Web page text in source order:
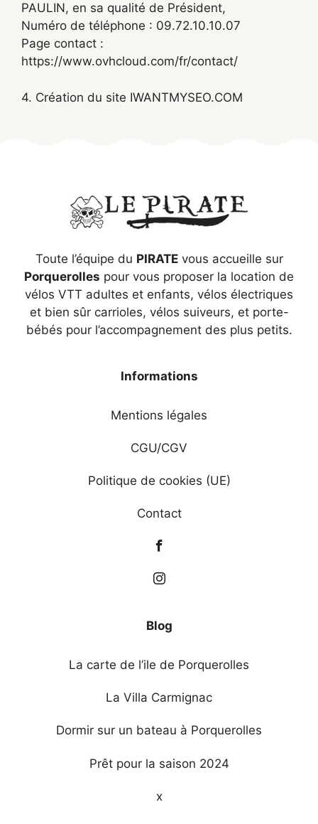
PAULIN, en sa qualité de Président,
Numéro de téléphone : 09.72.10.10.07
Page contact :
https://www.ovhcloud.com/fr/contact/
4. Création du site IWANTMYSEO.COM
Toute l’équipe du PIRATEvous accueille sur
Porquerolles pour vous proposer la location de
vélos VTT adultes et enfants, vélos électriques
et bien sûr carrioles, vélos suiveurs, et porte-
bébés pour l’accompagnement des plus petits.
Informations
Mentions légales
CGU/CGV
Politique de cookies (UE)
Contact
Blog
La carte de l’ile de Porquerolles
La Villa Carmignac
Dormir sur un bateau à Porquerolles
Prêt pour la saison 2024
x